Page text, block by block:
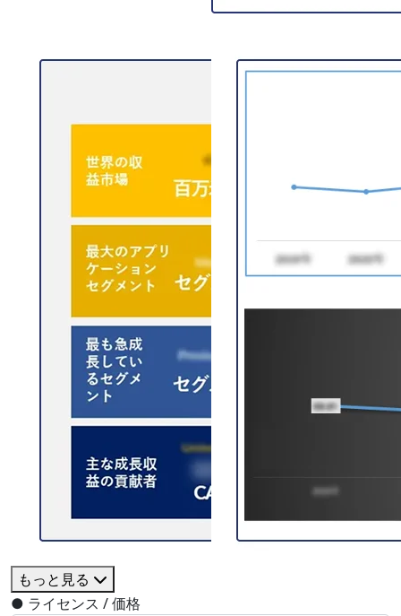
もっと見る
● ライセンス / 価格